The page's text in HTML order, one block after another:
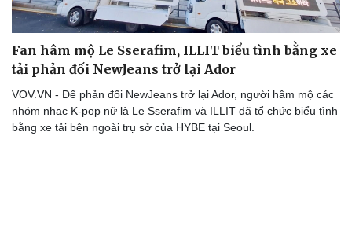
Fan hâm mộ Le Sserafim, ILLIT biểu tình bằng xe
tải phản đối NewJeans trở lại Ador
VOV.VN - Để phản đối NewJeans trở lại Ador, người hâm mộ các
nhóm nhạc K-pop nữ là Le Sserafim và ILLIT đã tổ chức biểu tình
bằng xe tải bên ngoài trụ sở của HYBE tại Seoul.